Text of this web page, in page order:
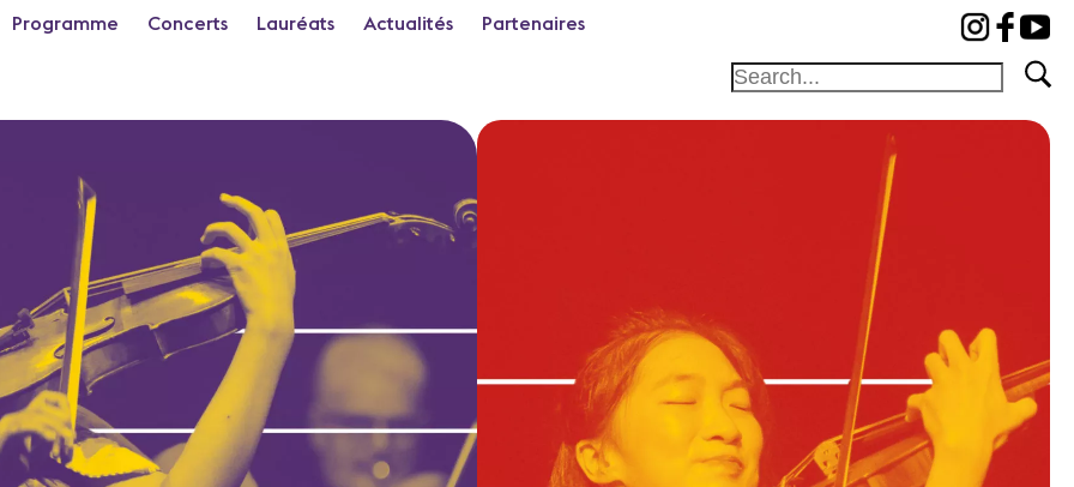
Programme Concerts Lauréats Actualités Partenaires